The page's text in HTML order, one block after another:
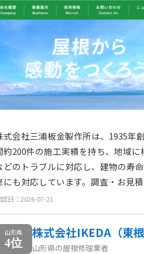
式会社三浦板金製作所は、1935年
約200件の施工実績を持ち、地域
どのトラブルに対応し、建物の寿
にも対応しています。調査・お見
日：2026-07-21
山形県
4位
株式会社IKEDA（東根
山形県の屋根修理業者